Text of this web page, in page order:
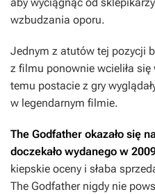
aby wyciągnąć od
wzbudzania oporu.
Jednym z atutów tej pozycji
z filmu ponownie wcieliła
temu postacie z gry
w legendarnym filmie.
The Godfather okazało się
doczekało wydanego w
kiepskie oceny i słaba
The Godfathernigdy nie